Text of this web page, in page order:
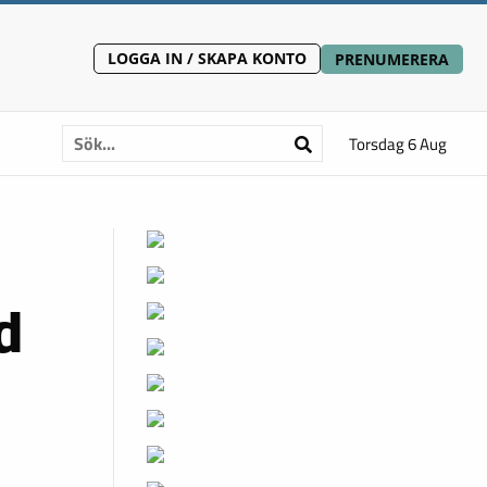
LOGGA IN / SKAPA KONTO PRENUMERERA
Torsdag 6 Aug